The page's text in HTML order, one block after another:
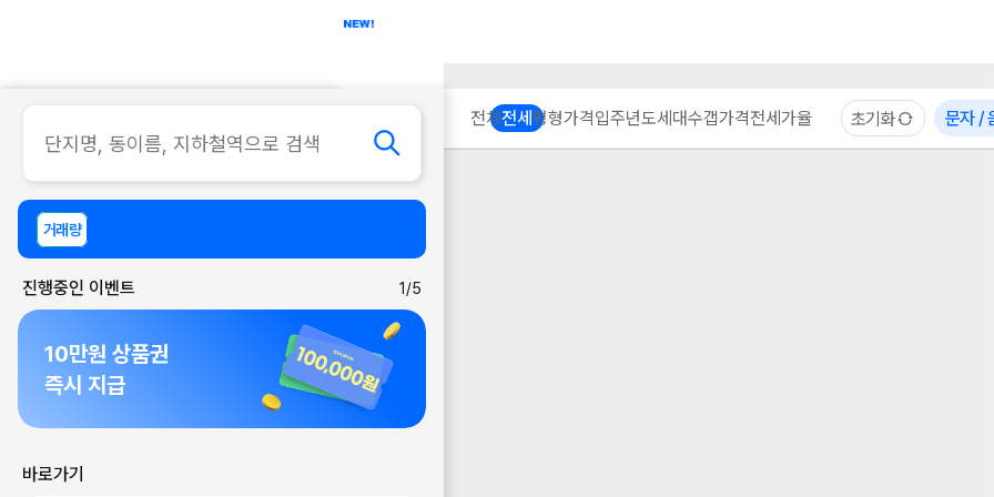
사무실
거래량
진행중인 이벤트 1/5
10만원 상품권
즉시 지급
바로가기
전체전세 평형가격입주년도세대수갭가격전세가율 초기화 문자 /